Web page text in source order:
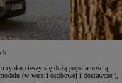
cieszy się dużą popularnością.
(w wersji osobowej i dostawczej),